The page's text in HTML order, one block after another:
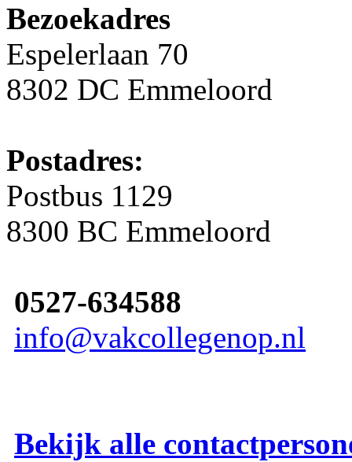
Bezoekadres
Espelerlaan 70
8302 DC Emmeloord
Postadres:
Postbus 1129
8300 BC Emmeloord
0527-634588
info@vakcollegenop.nl
Bekijk alle